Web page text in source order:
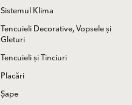
Sistemul Klima
Tencuieli Decorative, Vopsele și
Gleturi
Tencuieli și Tinciuri
Placări
Șape